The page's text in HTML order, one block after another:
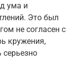
ума и
Это был
не согласен с
кружения,